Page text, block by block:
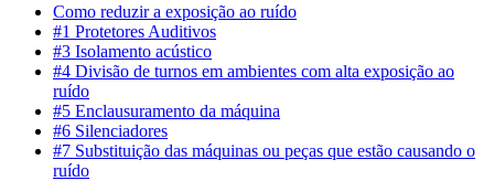
Como reduzir a exposição ao ruído
#1 Protetores Auditivos
#3 Isolamento acústico
#4 Divisão de turnos em ambientes com alta exposição ao
ruído
#5 Enclausuramento da máquina
#6 Silenciadores
#7 Substituição das máquinas ou peças que estão causando o
ruído